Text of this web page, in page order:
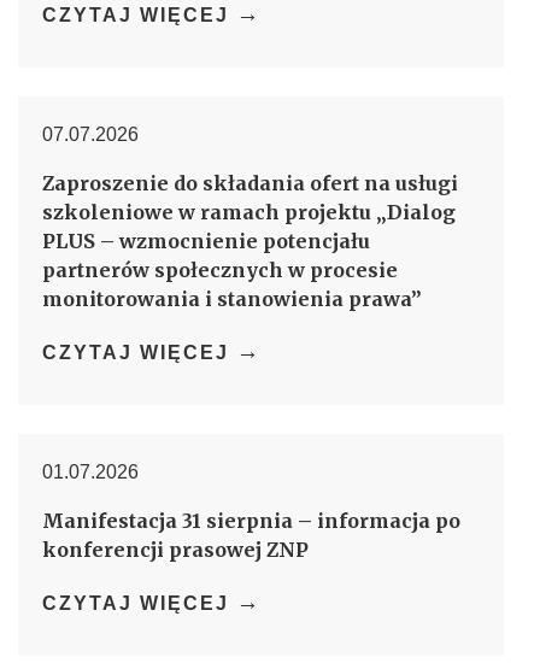
CZYTAJ WIĘCEJ →
07.07.2026
Zaproszenie do składania ofert na usługi
szkoleniowe w ramach projektu „Dialog
PLUS – wzmocnienie potencjału
partnerów społecznych w procesie
monitorowania i stanowienia prawa”
CZYTAJ WIĘCEJ →
01.07.2026
Manifestacja 31 sierpnia – informacja po
konferencji prasowej ZNP
CZYTAJ WIĘCEJ →